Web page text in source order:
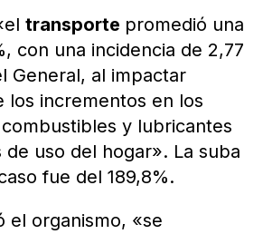
transporte promedió una
con una incidencia de 2,77
General, al impactar
los incrementos en los
y lubricantes
de uso del hogar». La suba
fue del 189,8%.
el organismo, «se